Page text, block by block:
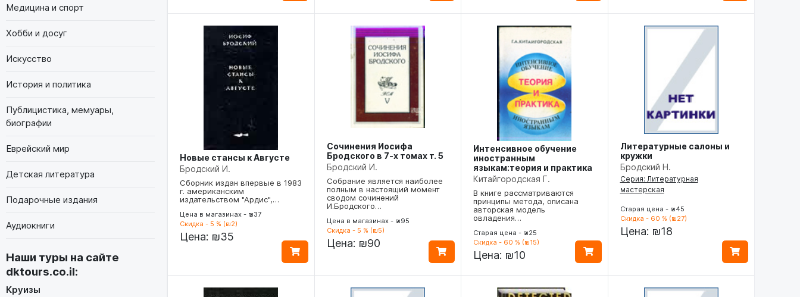
Медицина и спорт
Хобби и досуг
Искусство
История и политика
Публицистика, мемуары,
биографии
Еврейский мир
Детская литература
Подарочные издания
Аудиокниги
Наши туры на сайте
dktours.co.il:
Круизы
Новые стансы к Августе
Бродский И.
Сборник издан впервые в 1983
г. американским
издательством "Ардис",…
Цена в магазинах - ₪37
Скидка - 5 % (₪2)
Цена: ₪35
Сочинения Иосифа
Бродского в 7-х томах т. 5
Бродский И.
Собрание является наиболее
полным в настоящий момент
сводом сочинений
И.Бродского…
Цена в магазинах - ₪95
Скидка - 5 % (₪5)
Цена: ₪90
Интенсивное обучение
иностранным
языкам:теория и практика
Китайгородская Г.
В книге рассматриваются
принципы метода, описана
авторская модель
овладения…
Старая цена - ₪25
Скидка - 60 % (₪15)
Цена: ₪10
Литературные салоны и
кружки
Бродский Н.
Серия: Литературная
мастерская
Старая цена - ₪45
Скидка - 60 % (₪27)
Цена: ₪18